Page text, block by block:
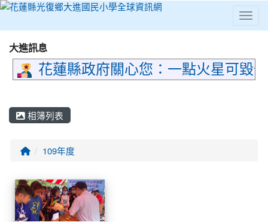
⏸
大進訊息
花蓮縣政府關心您：一點火星可毀
相簿列表
回首頁109年度
相簿列表 1091028科普闖關活動